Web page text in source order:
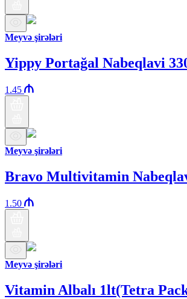
Meyvə şirələri
Yippy Portağal Nabeqlavi
1.45
Meyvə şirələri
Bravo Multivitamin
1.50
Meyvə şirələri
Vitamin Albalı 1lt(Tetra